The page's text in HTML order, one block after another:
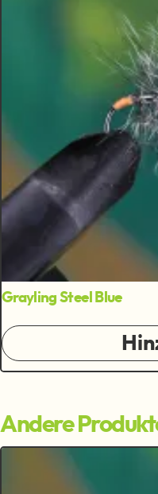
Grayling Steel Blue
Andere